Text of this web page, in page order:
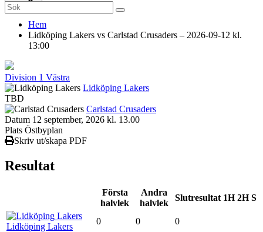
Search
for:
Hem
Lidköping Lakers vs Carlstad Crusaders – 2026-09-12 kl.
13:00
Division 1 Västra
Lidköping Lakers
TBD
Carlstad Crusaders
Datum 12 september, 2026 kl. 13.00
Plats Östbyplan
Skriv ut/skapa PDF
Resultat
Första
halvlek
Andra
halvlek
Slutresultat 1H 2H S
Lidköping Lakers
0 0 0